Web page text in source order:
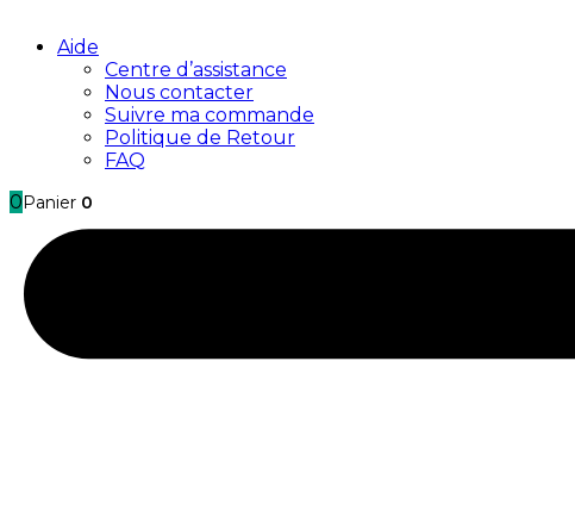
Aide
Centre d’assistance
Nous contacter
Suivre ma commande
Politique de Retour
FAQ
0 Panier 0